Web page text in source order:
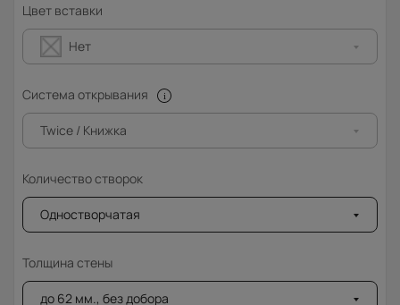
Цвет вставки
Нет
Система открывания
Twice / Книжка
Количество створок
Одностворчатая
Толщина стены
до 62 мм., без добора